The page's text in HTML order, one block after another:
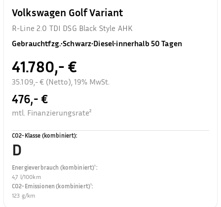
Volkswagen Golf Variant
R-Line 2.0 TDI DSG Black Style AHK
Gebrauchtfzg.•Schwarz•Diesel•innerhalb 50 Tagen
41.780,- €
35.109,- € (Netto), 19% MwSt.
476,- €
mtl. Finanzierungsrate²
CO2-Klasse (kombiniert):
D
Energieverbrauch (kombiniert)¹:
4,7 l/100km
CO2-Emissionen (kombiniert)¹:
123 g/km